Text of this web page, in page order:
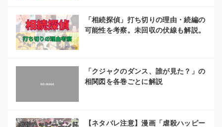
「相続探偵」打ち切りの理由・続編の
可能性を考察。未回収の伏線も解説。
「クジャクのダンス、誰が見た？」の
相関図を各巻ごとに解説
【ネタバレ注意】漫画「虐殺ハッピー